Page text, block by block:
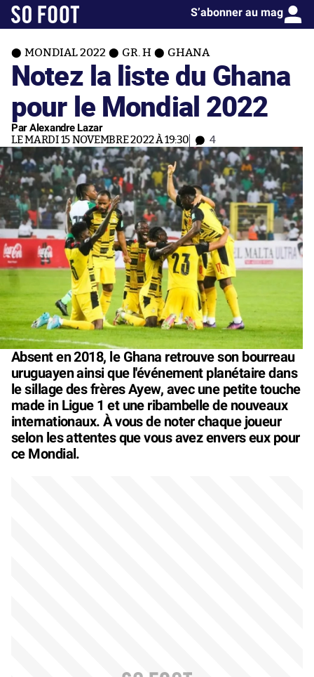
S’abonner au mag
MONDIAL 2022 GR. H GHANA
Notez la liste du Ghana
pour le Mondial 2022
Par Alexandre Lazar
LE MARDI 15 NOVEMBRE 2022 À 19:30 4
Absent en 2018, le Ghana retrouve son bourreau
uruguayen ainsi que l'événement planétaire dans
le sillage des frères Ayew, avec une petite touche
made in Ligue 1 et une ribambelle de nouveaux
internationaux. À vous de noter chaque joueur
selon les attentes que vous avez envers eux pour
ce Mondial.